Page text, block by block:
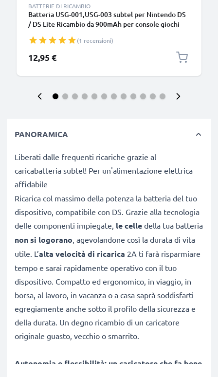
BATTERIE DI RICAMBIO
Batteria USG-001,USG-003 subtel per Nintendo DS
/ DS Lite Ricambio da 900mAh per console giochi
(1 recensioni)
12,95 €
PANORAMICA
Liberati dalle frequenti ricariche grazie al
caricabatteria subtel! Per un'alimentazione elettrica
affidabile
Ricarica col massimo della potenza la batteria del tuo
dispositivo, compatibile con DS. Grazie alla tecnologia
delle componenti impiegate, le celle della tua batteria
non si logorano, agevolandone così la durata di vita
utile. L’alta velocità di ricarica 2A ti farà risparmiare
tempo e sarai rapidamente operativo con il tuo
dispositivo. Compatto ed ergonomico, in viaggio, in
borsa, al lavoro, in vacanza o a casa saprà soddisfarti
egregiamente anche sotto il profilo della sicurezza e
della durata. Un degno ricambio di un caricatore
originale guasto, vecchio o smarrito.
Autonomia e flessibilità: un caricatore che fa bene